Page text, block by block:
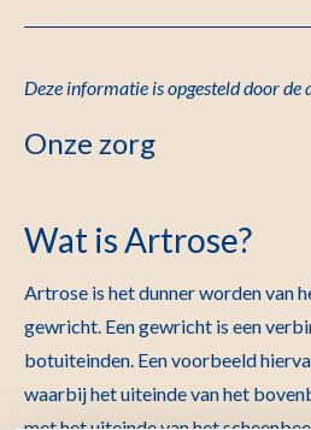
Deze informatie is opgesteld door de
Onze zorg
Wat is Artrose?
Artrose is het dunner worden van
gewricht. Een gewricht is een
botuiteinden. Een voorbeeld
waarbij het uiteinde van het